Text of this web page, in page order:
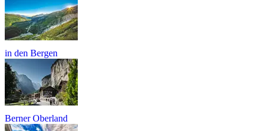
in den Bergen
Berner Oberland